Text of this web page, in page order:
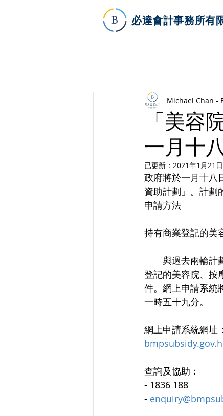
必達會計事務所有
「美容
一月十
Michael Chan -
已更新： 2021年1月21日
政府將於一月十八
資助計劃」。計劃
申請方法
持有商業登記的美
與過去兩輪計劃
登記的美容院、按
件。網上申請系統
一時五十九分。
網上申請系統網址：
查詢及協助：
- 1836 188
-